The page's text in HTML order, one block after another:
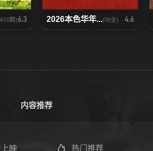
期)6.3 2026本色华年...(06全) 4.6
内容推荐
映 热门推荐